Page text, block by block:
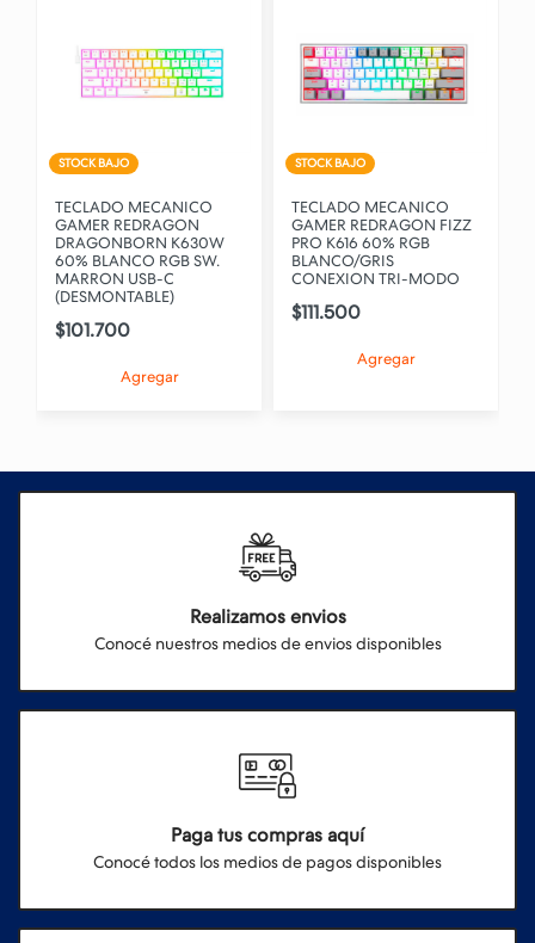
STOCK BAJO
TECLADO MECANICO
GAMER REDRAGON
DRAGONBORN K630W
60% BLANCO RGB SW.
MARRON USB-C
(DESMONTABLE)
$101.700
Agregar
STOCK BAJO
TECLADO MECANICO
GAMER REDRAGON FIZZ
PRO K616 60% RGB
BLANCO/GRIS
CONEXION TRI-MODO
$111.500
Agregar
Realizamos envios
Conocé nuestros medios de envios disponibles
Paga tus compras aquí
Conocé todos los medios de pagos disponibles